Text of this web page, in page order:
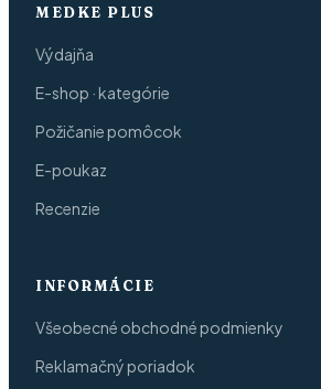
MEDKE PLUS
Výdajňa
E-shop · kategórie
Požičanie pomôcok
E-poukaz
Recenzie
INFORMÁCIE
Všeobecné obchodné podmienky
Reklamačný poriadok